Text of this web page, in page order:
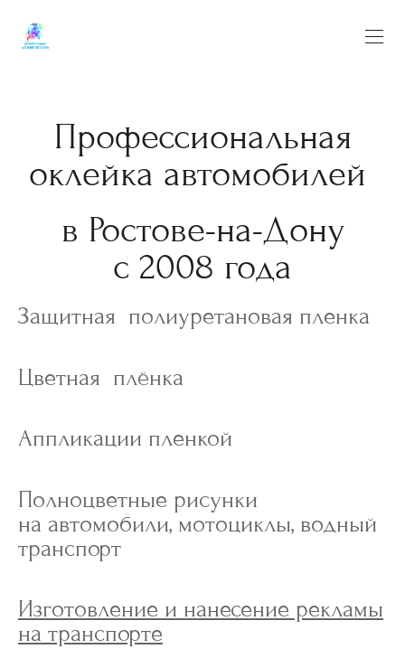
Профессиональная
оклейка автомобилей
в Ростове-на-Дону
с 2008 года
Защитная полиуретановая пленка
Цветная плёнка
Аппликации пленкой
Полноцветные рисунки
на автомобили, мотоциклы, водный
транспорт
Изготовление и нанесение рекламы
на транспорте